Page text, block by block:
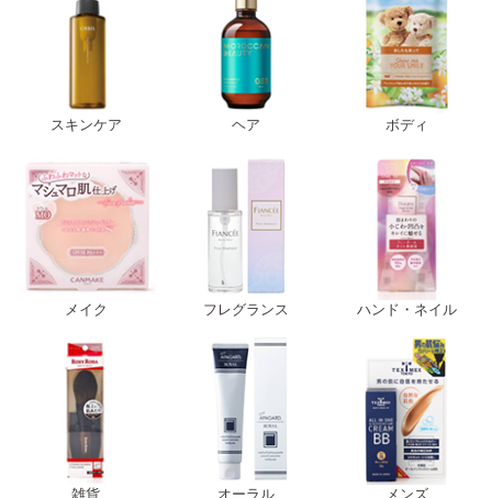
スキンケア ヘア ボディ
メイク フレグランス ハンド・ネイル
雑貨 オーラル メンズ